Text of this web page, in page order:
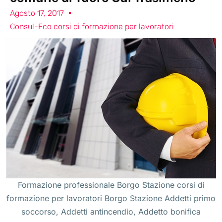
Agosto 17, 2017
Consul-Eco corsi di formazione per lavoratori
Formazione professionale Borgo Stazione corsi di
formazione per lavoratori Borgo Stazione Addetti primo
soccorso, Addetti antincendio, Addetto bonifica